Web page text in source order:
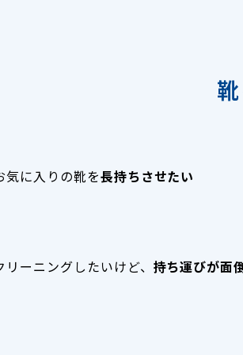
気に入りの靴を長持ちさせたい
リーニングしたいけど、 持ち運びが面